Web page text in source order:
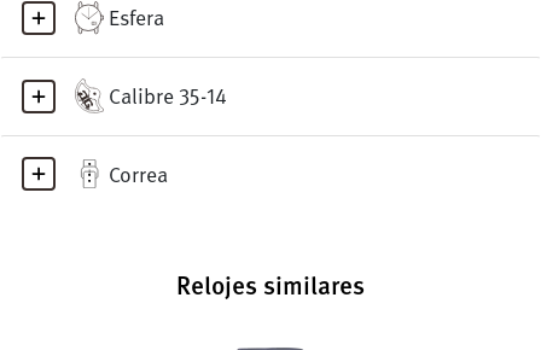
Esfera
Calibre 35-14
Correa
Relojes similares